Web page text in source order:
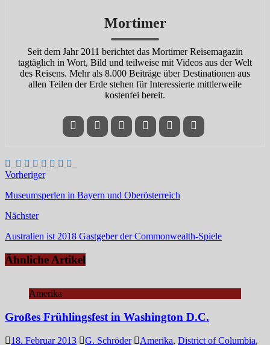
Mortimer
Seit dem Jahr 2011 berichtet das Mortimer Reisemagazin
tagtäglich in Wort, Bild und teilweise mit Videos aus der Welt
des Reisens. Mehr als 8.000 Beiträge über Destinationen aus
allen Teilen der Erde stehen für Interessierte mittlerweile
kostenfei bereit.
Vorheriger
Museumsperlen in Bayern und Oberösterreich
Nächster
Australien ist 2018 Gastgeber der Commonwealth-Spiele
Ähnliche Artikel
Amerika
Großes Frühlingsfest in Washington D.C.
18. Februar 2013 G. Schröder Amerika, District of Columbia,